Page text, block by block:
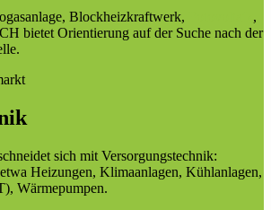
Blockheizkraftwerk,
,
bietet Orientierung auf der Suche nach der
sich mit Versorgungstechnik:
Heizungen, Klimaanlagen, Kühlanlagen,
Wärmepumpen.